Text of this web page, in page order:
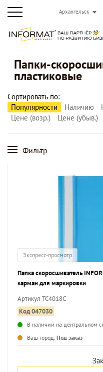
Архангельск
Папки-
пластиковые
Сортировать по:
Популярности
Наличию
Цене (возр.)
Цене (убыв.)
Фильтр
Экспресс-просмотр
Папка скоросшиватель
карман для маркировки
Артикул TC4018C
Код 047030
В наличии на центральном
Ваш город: Под заказ